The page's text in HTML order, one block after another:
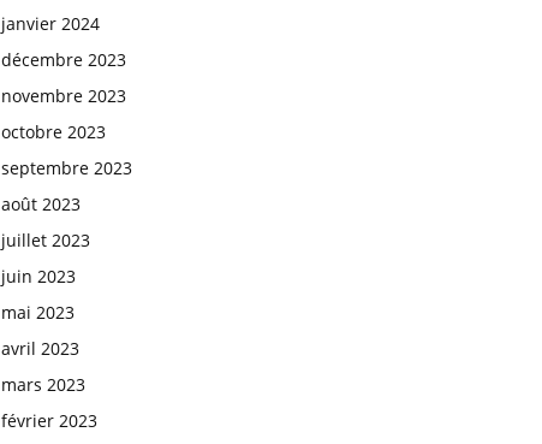
janvier 2024
décembre 2023
novembre 2023
octobre 2023
septembre 2023
août 2023
juillet 2023
juin 2023
mai 2023
avril 2023
mars 2023
février 2023